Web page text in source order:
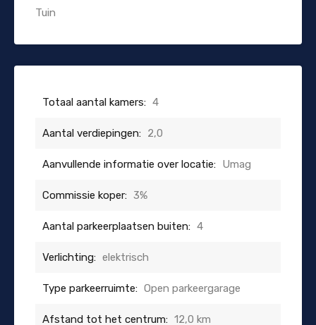
Tuin
Totaal aantal kamers: 4
Aantal verdiepingen: 2,0
Aanvullende informatie over locatie: Umag
Commissie koper: 3%
Aantal parkeerplaatsen buiten: 4
Verlichting: elektrisch
Type parkeerruimte: Open parkeergarage
Afstand tot het centrum: 12,0 km